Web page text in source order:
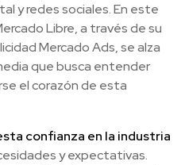
y redes sociales. En este
Libre, a través de su
Mercado Ads, se alza
que busca entender
el corazón de esta
confianza en la industria
y expectativas.